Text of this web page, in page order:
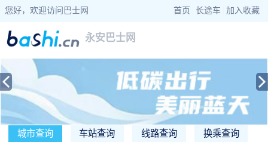
您好，欢迎访问巴士网 首页 长途车 加入收藏
永安巴士网
城市查询 车站查询 线路查询 换乘查询